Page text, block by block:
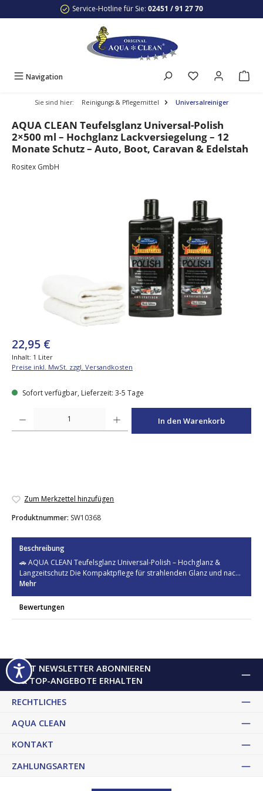
Zum Hauptinhalt springenService-Hotline für Sie: 02451 / 91 27 70
Navigation
Sie sind hier: Reinigungs & Pflegemittel Universalreiniger
AQUA CLEAN Teufelsglanz Universal-Polish
2×500 ml – Hochglanz Lackversiegelung – 12
Monate Schutz – Auto, Boot, Caravan & Edelstah
Rositex GmbH
22,95 €
Inhalt: 1 Liter
Preise inkl. MwSt. zzgl. Versandkosten
Sofort verfügbar, Lieferzeit: 3-5 Tage
In den Warenkorb
Zum Merkzettel hinzufügen
Produktnummer: SW10368
Beschreibung
🚗 AQUA CLEAN Teufelsglanz Universal-Polish – Hochglanz &
Langzeitschutz Die Kompaktpflege für strahlenden Glanz und nac…
Mehr
Bewertungen
JETZT NEWSLETTER ABONNIEREN
& TOP-ANGEBOTE ERHALTEN
KONTAKT
RECHTLICHES
AQUA CLEAN
ZAHLUNGSARTEN